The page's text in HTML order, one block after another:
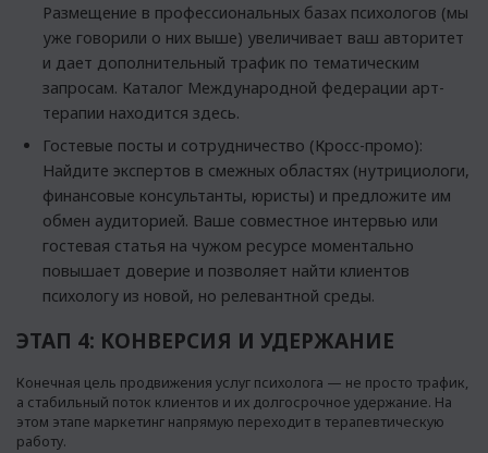
Размещение в профессиональных базах психологов (мы
уже говорили о них выше) увеличивает ваш авторитет
и дает дополнительный трафик по тематическим
запросам. Каталог Международной федерации арт-
терапии находитсяздесь.
Гостевые посты и сотрудничество (Кросс-промо):
Найдите экспертов в смежных областях (нутрициологи,
финансовые консультанты, юристы) и предложите им
обмен аудиторией. Ваше совместное интервью или
гостевая статья на чужом ресурсе моментально
повышает доверие и позволяет найти клиентов
психологу из новой, но релевантной среды.
ЭТАП 4: КОНВЕРСИЯ И УДЕРЖАНИЕ
Конечная цель продвижения услуг психолога — не просто трафик,
а стабильный поток клиентов и их долгосрочное удержание. На
этом этапе маркетинг напрямую переходит в терапевтическую
работу.